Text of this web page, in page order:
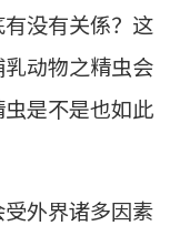
没有关係？这
动物之精虫会
是不是也如此
外界诸多因素